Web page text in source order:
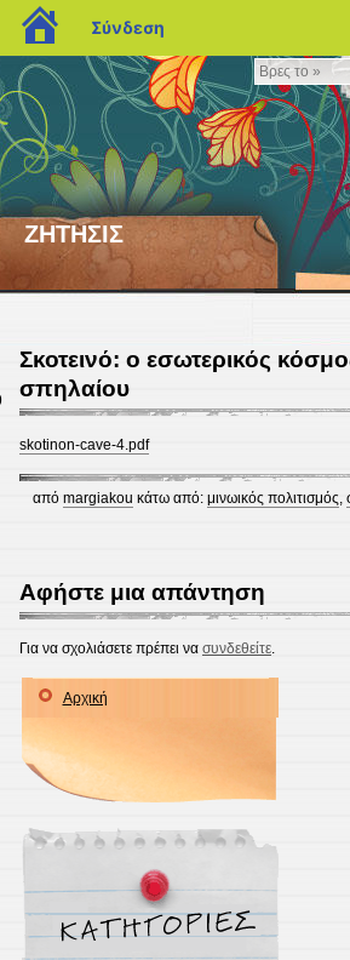
Βρες
το
»
ΖΗΤΗΣΙΣ
Σκοτεινό: ο εσωτερικός
σπηλαίου
skotinon-cave-4.pdf
απόmargiakou κάτω από:μινωικός πολιτισμός,
Αφήστε μια απάντηση
Για να σχολιάσετε πρέπει να συνδεθείτε.
Αρχική
blogs.sch.gr
Σύνδεση